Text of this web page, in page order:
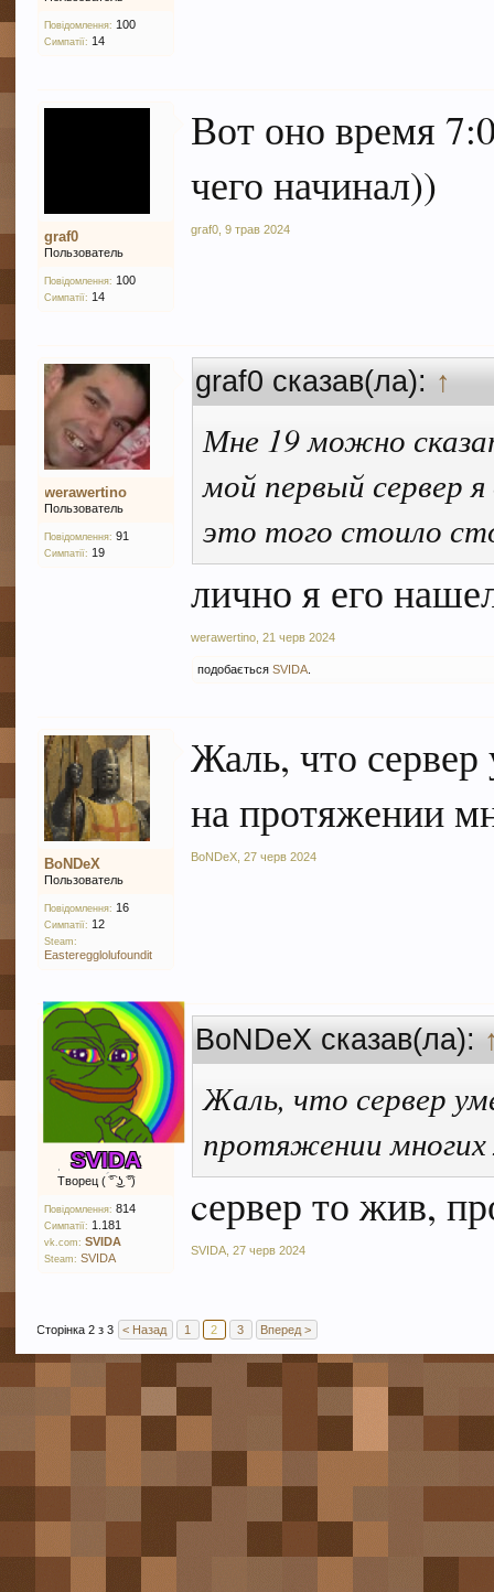
Повідомлення: 100
Симпатії: 14
graf0
Пользователь
Повідомлення: 100
Симпатії: 14
Вот оно время
чего начинал))
graf0 ,9 трав 2024
werawertino
Пользователь
Повідомлення: 91
Симпатії: 19
graf0 сказав(ла):↑
Мне 19 можно
мой первый сервер
это того стоило
лично я его
werawertino ,21 черв 2024
подобаєтьсяSVIDA
BoNDeX
Пользователь
Повідомлення: 16
Симпатії: 12
Steam:
Easteregglolufoundit
Жаль, что
на протяжении
BoNDeX ,27 черв 2024
SVIDA
Творец ( ͡° ͜ʖ ͡°)
Повідомлення: 814
Симпатії: 1.181
vk.com: SVIDA
Steam: SVIDA
BoNDeX сказав(ла):
Жаль, что сервер
протяжении
cервер то жив,
SVIDA ,27 черв 2024
Сторінка 2 з 3 < Назад 1 2 3 Вперед >